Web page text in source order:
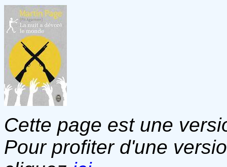
Cette page est une
Pour profiter d'une